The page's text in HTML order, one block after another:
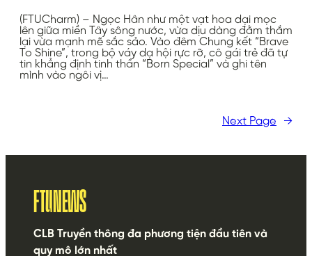
(FTUCharm) – Ngọc Hân như một vạt hoa dại mọc
lên giữa miền Tây sông nước, vừa dịu dàng đằm thắm
lại vừa mạnh mẽ sắc sảo. Vào đêm Chung kết “Brave
To Shine”, trong bộ váy dạ hội rực rỡ, cô gái trẻ đã tự
tin khẳng định tinh thần “Born Special” và ghi tên
mình vào ngôi vị…
Next Page →
FTUNEWS
CLB Truyền thông đa phương tiện đầu tiên và
quy mô lớn nhất